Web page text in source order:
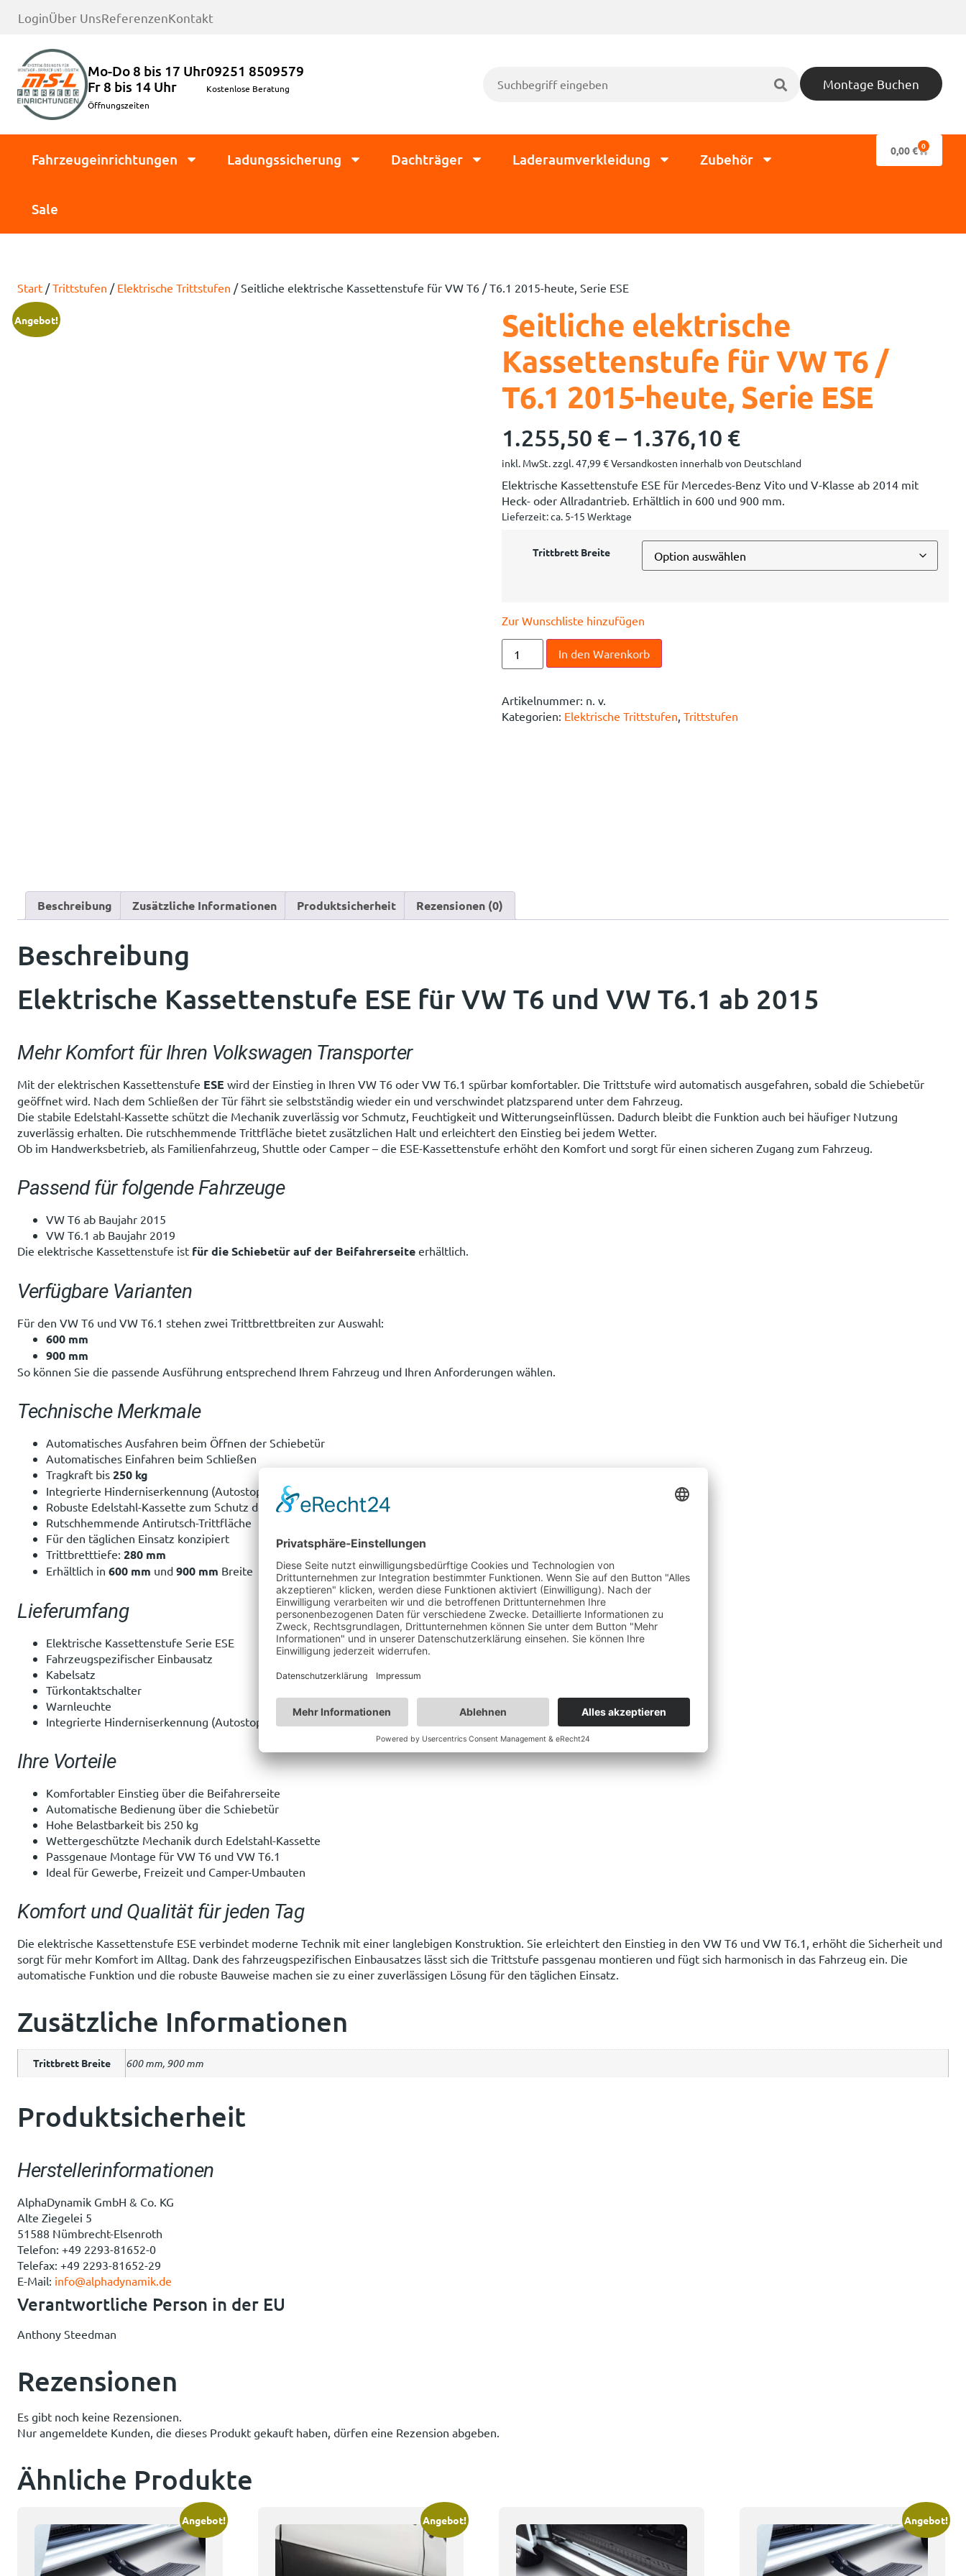
LoginÜber UnsReferenzenKontakt
Mo-Do 8 bis 17 Uhr
Fr 8 bis 14 Uhr
Öffnungszeiten
09251 8509579
Kostenlose Beratung Montage Buchen
Fahrzeugeinrichtungen Ladungssicherung Dachträger Laderaumverkleidung Zubehör
Sale
0,00€ 0
Start /Trittstufen / Elektrische Trittstufen / Seitliche elektrische Kassettenstufe für VW T6 / T6.1 2015-heute, Serie ESE
Angebot!
Seitliche elektrische
Kassettenstufe für VW T6 /
T6.1 2015-heute, Serie ESE
1.255,50 €– 1.376,10 €
inkl. MwSt.zzgl.47,99 €Versandkosten innerhalb von Deutschland
Elektrische Kassettenstufe ESE für Mercedes-Benz Vito und V-Klasse ab 2014 mit
Heck- oder Allradantrieb. Erhältlich in 600 und 900 mm.
Lieferzeit:ca. 5-15 Werktage
Trittbrett Breite
Zur Wunschliste hinzufügen
In den Warenkorb
Artikelnummer: n. v.
Kategorien: Elektrische Trittstufen, Trittstufen
Beschreibung Zusätzliche Informationen Produktsicherheit Rezensionen (0)
Beschreibung
Elektrische Kassettenstufe ESE für VW T6 und VW T6.1 ab 2015
Mehr Komfort für Ihren Volkswagen Transporter
Mit der elektrischen Kassettenstufe ESE wird der Einstieg in Ihren VW T6 oder VW T6.1 spürbar komfortabler. Die Trittstufe wird automatisch ausgefahren, sobald die Schiebetür
geöffnet wird. Nach dem Schließen der Tür fährt sie selbstständig wieder ein und verschwindet platzsparend unter dem Fahrzeug.
Die stabile Edelstahl-Kassette schützt die Mechanik zuverlässig vor Schmutz, Feuchtigkeit und Witterungseinflüssen. Dadurch bleibt die Funktion auch bei häufiger Nutzung
zuverlässig erhalten. Die rutschhemmende Trittfläche bietet zusätzlichen Halt und erleichtert den Einstieg bei jedem Wetter.
Ob im Handwerksbetrieb, als Familienfahrzeug, Shuttle oder Camper – die ESE-Kassettenstufe erhöht den Komfort und sorgt für einen sicheren Zugang zum Fahrzeug.
Passend für folgende Fahrzeuge
VW T6 ab Baujahr 2015
VW T6.1 ab Baujahr 2019
Die elektrische Kassettenstufe ist für die Schiebetür auf der Beifahrerseite erhältlich.
Verfügbare Varianten
Für den VW T6 und VW T6.1 stehen zwei Trittbrettbreiten zur Auswahl:
600 mm
900 mm
So können Sie die passende Ausführung entsprechend Ihrem Fahrzeug und Ihren Anforderungen wählen.
Technische Merkmale
Automatisches Ausfahren beim Öffnen der Schiebetür
Automatisches Einfahren beim Schließen
Tragkraft bis 250 kg
Integrierte Hinderniserkennung (Autostop)
Robuste Edelstahl-Kassette zum Schutz der Mechanik
Rutschhemmende Antirutsch-Trittfläche
Für den täglichen Einsatz konzipiert
Trittbretttiefe: 280 mm
Erhältlich in 600 mm und 900 mm Breite
Lieferumfang
Elektrische Kassettenstufe Serie ESE
Fahrzeugspezifischer Einbausatz
Kabelsatz
Türkontaktschalter
Warnleuchte
Integrierte Hinderniserkennung (Autostop)
Ihre Vorteile
Komfortabler Einstieg über die Beifahrerseite
Automatische Bedienung über die Schiebetür
Hohe Belastbarkeit bis 250 kg
Wettergeschützte Mechanik durch Edelstahl-Kassette
Passgenaue Montage für VW T6 und VW T6.1
Ideal für Gewerbe, Freizeit und Camper-Umbauten
Komfort und Qualität für jeden Tag
Die elektrische Kassettenstufe ESE verbindet moderne Technik mit einer langlebigen Konstruktion. Sie erleichtert den Einstieg in den VW T6 und VW T6.1, erhöht die Sicherheit und
sorgt für mehr Komfort im Alltag. Dank des fahrzeugspezifischen Einbausatzes lässt sich die Trittstufe passgenau montieren und fügt sich harmonisch in das Fahrzeug ein. Die
automatische Funktion und die robuste Bauweise machen sie zu einer zuverlässigen Lösung für den täglichen Einsatz.
Zusätzliche Informationen
Trittbrett Breite 600 mm, 900 mm
Produktsicherheit
Herstellerinformationen
AlphaDynamik GmbH & Co. KG
Alte Ziegelei 5
51588 Nümbrecht-Elsenroth
Telefon: +49 2293-81652-0
Telefax: +49 2293-81652-29
E-Mail: info@alphadynamik.de
Verantwortliche Person in der EU
Anthony Steedman
Rezensionen
Es gibt noch keine Rezensionen.
Nur angemeldete Kunden, die dieses Produkt gekauft haben, dürfen eine Rezension abgeben.
Ähnliche Produkte
Angebot! Angebot! Angebot!